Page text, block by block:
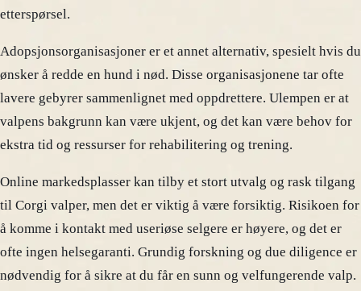
etterspørsel.
Adopsjonsorganisasjoner er et annet alternativ, spesielt hvis du
ønsker å redde en hund i nød. Disse organisasjonene tar ofte
lavere gebyrer sammenlignet med oppdrettere. Ulempen er at
valpens bakgrunn kan være ukjent, og det kan være behov for
ekstra tid og ressurser for rehabilitering og trening.
Online markedsplasser kan tilby et stort utvalg og rask tilgang
til Corgi valper, men det er viktig å være forsiktig. Risikoen for
å komme i kontakt med useriøse selgere er høyere, og det er
ofte ingen helsegaranti. Grundig forskning og due diligence er
nødvendig for å sikre at du får en sunn og velfungerende valp.